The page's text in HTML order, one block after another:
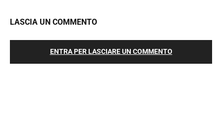
LASCIA UN COMMENTO
ENTRA PER LASCIARE UN COMMENTO